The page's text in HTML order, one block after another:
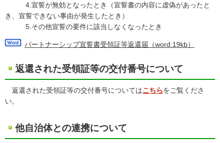
4.宣誓が無効となったとき（宣誓書の内容に虚偽があったと
き、宣誓できない事由が発生したとき）
5.その他宣誓の要件に該当しなくなったとき
パートナーシップ宣誓書受領証等返還届（word:19kb）
返還された受領証等の交付番号について
返還された受領証等の交付番号についてはこちらをご覧くださ
い。
他自治体との連携について